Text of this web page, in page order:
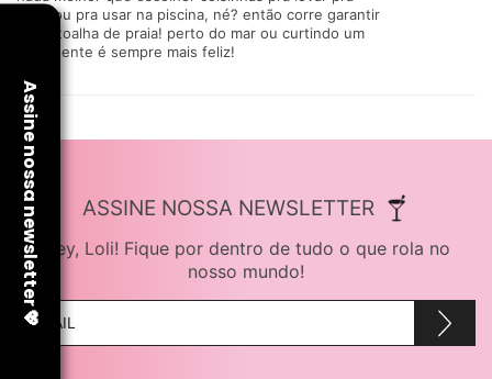
praia ou pra usar na piscina, né? então corre garantir
a sua toalha de praia! perto do mar ou curtindo um
sol a gente é sempre mais feliz!
ASSINE NOSSA NEWSLETTER
Hey, Loli! Fique por dentro de tudo o que rola no
nosso mundo!